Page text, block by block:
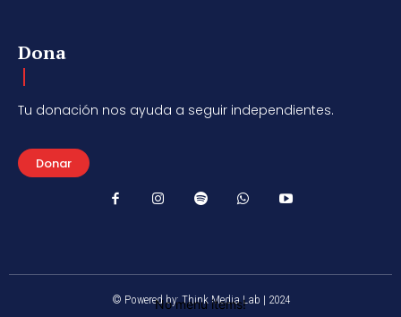
Dona
Tu donación nos ayuda a seguir independientes.
Donar
© Powered by: Think Media Lab | 2024
No menu items!